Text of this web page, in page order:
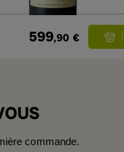
599,90 €
commande.